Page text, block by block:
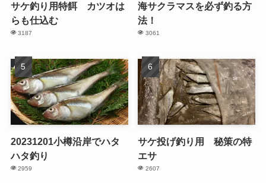
サケ釣り用特餌 カツオは
らも仕込む
3187
海サクラマスを必ず釣る方
法！
3061
20231201小樽沿岸でハタ
ハタ釣り
2959
サケ投げ釣り用 秘策の特
エサ
2607